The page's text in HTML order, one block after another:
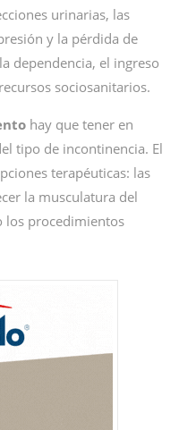
urinarias, las
y la pérdida de
dependencia, el ingreso
sociosanitarios.
hay que tener en
tipo de incontinencia. El
terapéuticas: las
la musculatura del
los procedimientos